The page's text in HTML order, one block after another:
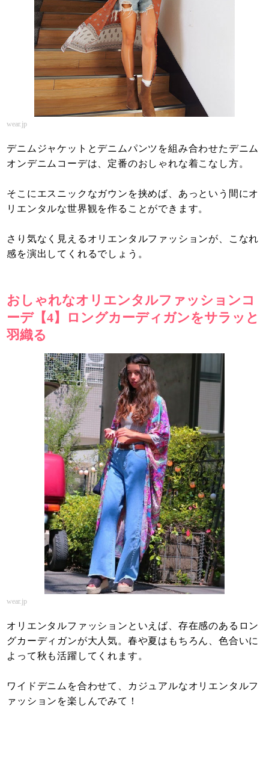
wear.jp
デニムジャケットとデニムパンツを組み合わせたデニム
オンデニムコーデは、定番のおしゃれな着こなし方。
そこにエスニックなガウンを挟めば、あっという間にオ
リエンタルな世界観を作ることができます。
さり気なく見えるオリエンタルファッションが、こなれ
感を演出してくれるでしょう。
おしゃれなオリエンタルファッションコ
ーデ【4】ロングカーディガンをサラッと
羽織る
wear.jp
オリエンタルファッションといえば、存在感のあるロン
グカーディガンが大人気。春や夏はもちろん、色合いに
よって秋も活躍してくれます。
ワイドデニムを合わせて、カジュアルなオリエンタルフ
ァッションを楽しんでみて！